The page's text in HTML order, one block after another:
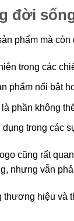
đời
phẩm mà
trong các
phẩm nổi bật
là phần không
trong các
cũng rất
nhưng vẫn
hiệu và